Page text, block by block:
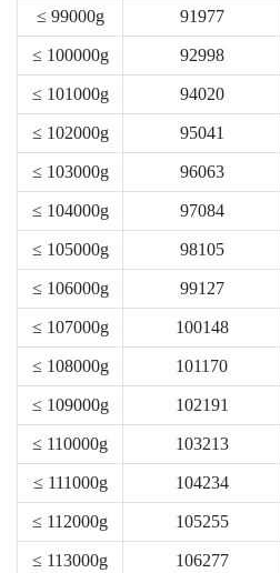
≤ 99000g 91977
≤ 100000g 92998
≤ 101000g 94020
≤ 102000g 95041
≤ 103000g 96063
≤ 104000g 97084
≤ 105000g 98105
≤ 106000g 99127
≤ 107000g 100148
≤ 108000g 101170
≤ 109000g 102191
≤ 110000g 103213
≤ 111000g 104234
≤ 112000g 105255
≤ 113000g 106277